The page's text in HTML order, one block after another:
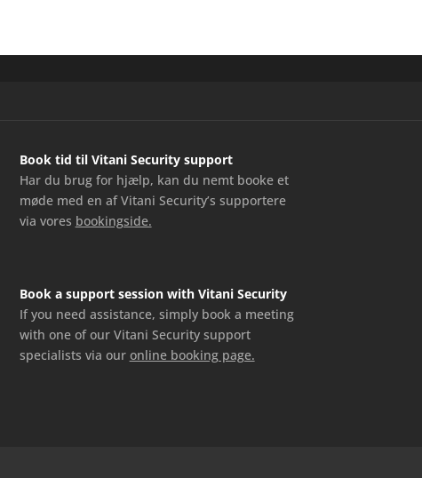
Book tid til Vitani Security support
Har du brug for hjælp, kan du nemt booke et
møde med en af Vitani Security’s supportere
via vores bookingside.
Book a support session with Vitani Security
If you need assistance, simply book a meeting
with one of our Vitani Security support
specialists via our online booking page.